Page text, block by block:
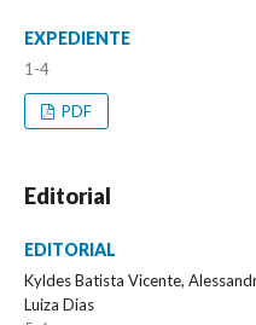
EXPEDIENTE
1-4
PDF
Editorial
EDITORIAL
Kyldes Batista Vicente,
Luiza Dias